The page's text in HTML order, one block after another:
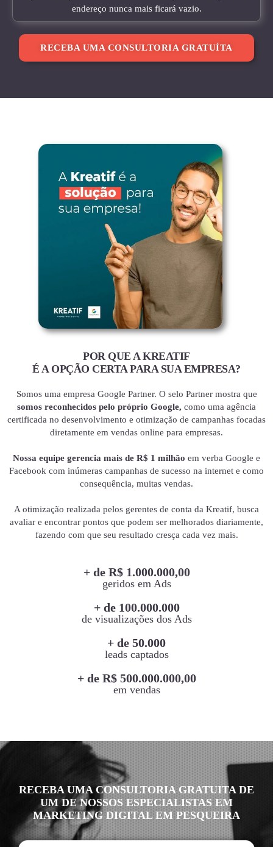
endereço nunca mais ficará vazio.
RECEBA UMA CONSULTORIA GRATUÍTA
POR QUE A KREATIF
É A OPÇÃO CERTA PARA SUA EMPRESA?
Somos uma empresa Google Partner. O selo Partner mostra que
somos reconhecidos pelo próprio Google, como uma agência
certificada no desenvolvimento e otimização de campanhas focadas
diretamente em vendas online para empresas.
Nossa equipe gerencia mais de R$ 1 milhão em verba Google e
Facebook com inúmeras campanhas de sucesso na internet e como
consequência, muitas vendas.
A otimização realizada pelos gerentes de conta da Kreatif, busca
avaliar e encontrar pontos que podem ser melhorados diariamente,
fazendo com que seu resultado cresça cada vez mais.
+ de R$ 1.000.000,00
geridos em Ads
+ de 100.000.000
de visualizações dos Ads
+ de 50.000
leads captados
+ de R$ 500.000.000,00
em vendas
RECEBA UMA CONSULTORIA GRATUITA DE
UM DE NOSSOS ESPECIALISTAS EM
MARKETING DIGITAL EM PESQUEIRA